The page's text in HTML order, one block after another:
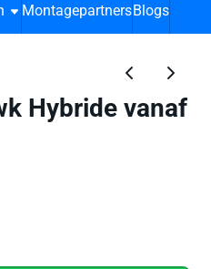
MontagepartnersBlogs
Hybride vanaf